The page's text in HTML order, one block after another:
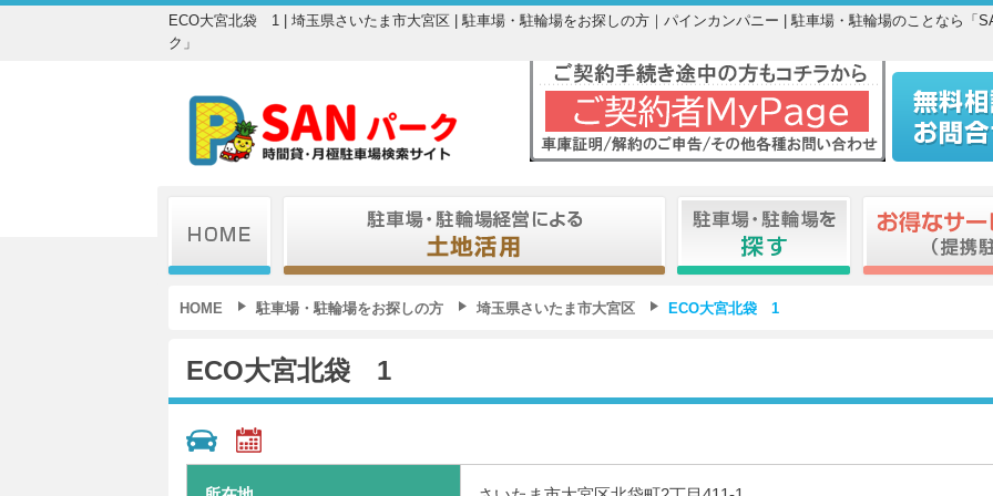
ECO大宮北袋 1 | 埼玉県さいたま市大宮区 | 駐車場・駐輪場をお探しの方｜パインカンパニー | 駐車場・駐輪場のことなら「
ク」
HOME 駐車場・駐輪場をお探しの方 埼玉県さいたま市大宮区 ECO大宮北袋 1
ECO大宮北袋 1